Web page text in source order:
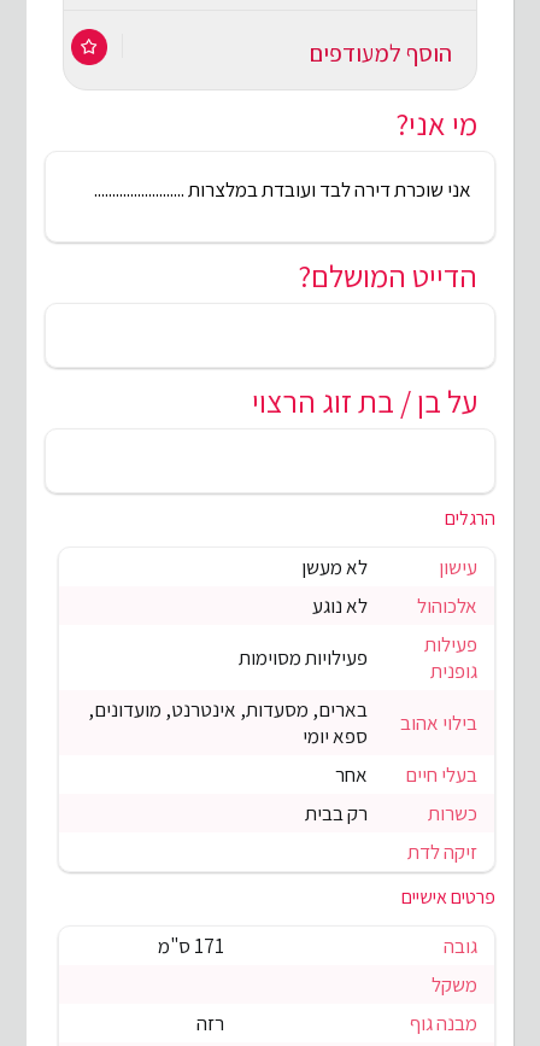
הוסף למעודפים
מי אני?
אני שוכרת דירה לבד ועובדת במלצרות .........................
הדייט המושלם?
על בן / בת זוג הרצוי
הרגלים
עישון
לא מעשן
אלכוהול
לא נוגע
פעילות
גופנית
פעילויות מסוימות
בילוי אהוב
בארים, מסעדות, אינטרנט, מועדונים,
ספא יומי
בעלי חיים
אחר
כשרות
רק בבית
זיקה לדת
פרטים אישיים
גובה
171 ס"מ
משקל
מבנה גוף
רזה